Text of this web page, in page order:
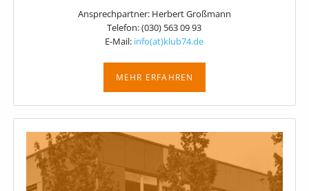
Ansprechpartner: Herbert Großmann
Telefon: (030) 563 09 93
E-Mail: info(at)klub74.de
MEHR ERFAHREN